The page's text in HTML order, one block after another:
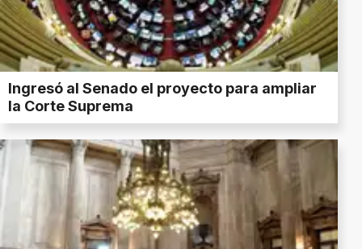
Ingresó al Senado el proyecto para ampliar
la Corte Suprema